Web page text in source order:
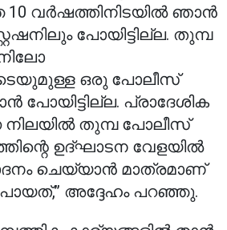
10 വർഷത്തിനിടയിൽ ഞാൻ
പോയിട്ടില്ല. തുമ്പ
ഒരു പോലീസ്
പോയിട്ടില്ല. പ്രാദേശിക
തുമ്പ പോലീസ്
ഉദ്ഘാടന വേളയിൽ
ചെയ്യാൻ മാത്രമാണ്
അദ്ദേഹം പറഞ്ഞു.